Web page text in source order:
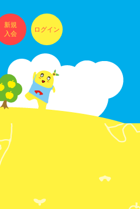
新規
入会
ログイン